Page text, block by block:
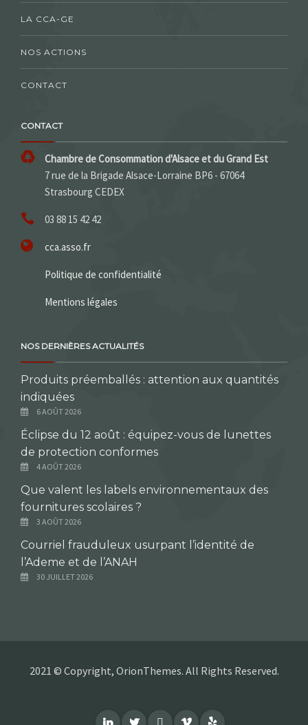
LA CCA-GE
NOS ACTIONS
CONTACT
CONTACT
Chambre de Consommation d'Alsace et du Grand Est
7 rue de la Brigade Alsace-Lorraine BP6 - 67064
Strasbourg CEDEX
03 88 15 42 42
cca.asso.fr
Politique de confidentialité
Mentions légales
NOS DERNIÈRES ACTUALITÉS
Produits préemballés : attention aux quantités
indiquées
6 AOÛT 2026
Éclipse du 12 août : équipez-vous de lunettes
de protection conformes
4 AOÛT 2026
Que valent les labels environnementaux des
fournitures scolaires ?
3 AOÛT 2026
Courriel frauduleux usurpant l’identité de
l’Ademe et de l’ANAH
30 JUILLET 2026
2021 © Copyright, OrionThemes. All Rights Reserved.